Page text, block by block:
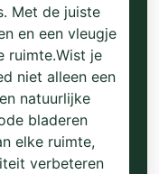
Met de juiste
en een vleugje
ruimte.Wist je
niet alleen een
natuurlijke
bladeren
elke ruimte,
verbeteren